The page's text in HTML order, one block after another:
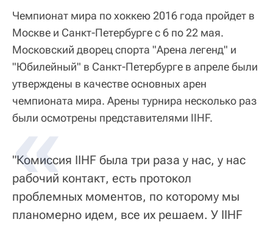
Чемпионат мира по хоккею 2016 года пройдет в
Москве и Санкт-Петербурге с 6 по 22 мая.
Московский дворец спорта "Арена легенд" и
"Юбилейный" в Санкт-Петербурге в апреле были
утверждены в качестве основных арен
чемпионата мира. Арены турнира несколько раз
были осмотрены представителями IIHF.
"Комиссия IIHF была три раза у нас, у нас
рабочий контакт, есть протокол
проблемных моментов, по которому мы
планомерно идем, все их решаем. У IIHF